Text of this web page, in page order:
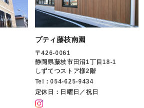
プティ藤枝南園
〒426-0061
静岡県藤枝市田沼1丁目18-1
しずてつストア様2階
Tel：054-625-9434
定休日：日曜日／祝日